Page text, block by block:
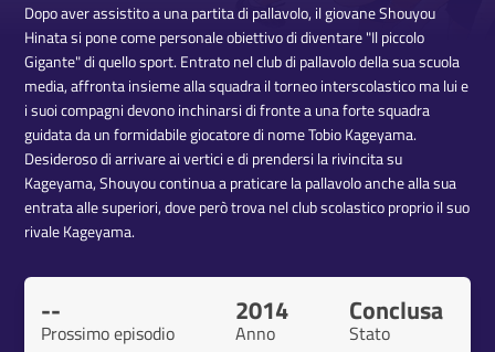
Dopo aver assistito a una partita di pallavolo, il giovane Shouyou
Hinata si pone come personale obiettivo di diventare "Il piccolo
Gigante" di quello sport. Entrato nel club di pallavolo della sua scuola
media, affronta insieme alla squadra il torneo interscolastico ma lui e
i suoi compagni devono inchinarsi di fronte a una forte squadra
guidata da un formidabile giocatore di nome Tobio Kageyama.
Desideroso di arrivare ai vertici e di prendersi la rivincita su
Kageyama, Shouyou continua a praticare la pallavolo anche alla sua
entrata alle superiori, dove però trova nel club scolastico proprio il suo
rivale Kageyama.
--
Prossimo episodio
2014
Anno
Conclusa
Stato